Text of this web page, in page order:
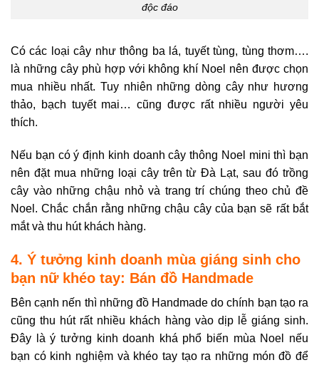
độc đáo
Có các loại cây như thông ba lá, tuyết tùng, tùng thơm….
là những cây phù hợp với không khí Noel nên được chọn
mua nhiều nhất. Tuy nhiên những dòng cây như hương
thảo, bạch tuyết mai… cũng được rất nhiều người yêu
thích.
Nếu bạn có ý định kinh doanh cây thông Noel mini thì bạn
nên đặt mua những loại cây trên từ Đà Lạt, sau đó trồng
cây vào những chậu nhỏ và trang trí chúng theo chủ đề
Noel. Chắc chắn rằng những chậu cây của bạn sẽ rất bắt
mắt và thu hút khách hàng.
4. Ý tưởng kinh doanh mùa giáng sinh cho
bạn nữ khéo tay: Bán đồ Handmade
Bên cạnh nến thì những đồ Handmade do chính bạn tạo ra
cũng thu hút rất nhiều khách hàng vào dịp lễ giáng sinh.
Đây là ý tưởng kinh doanh khá phổ biến mùa Noel nếu
bạn có kinh nghiệm và khéo tay tạo ra những món đồ để